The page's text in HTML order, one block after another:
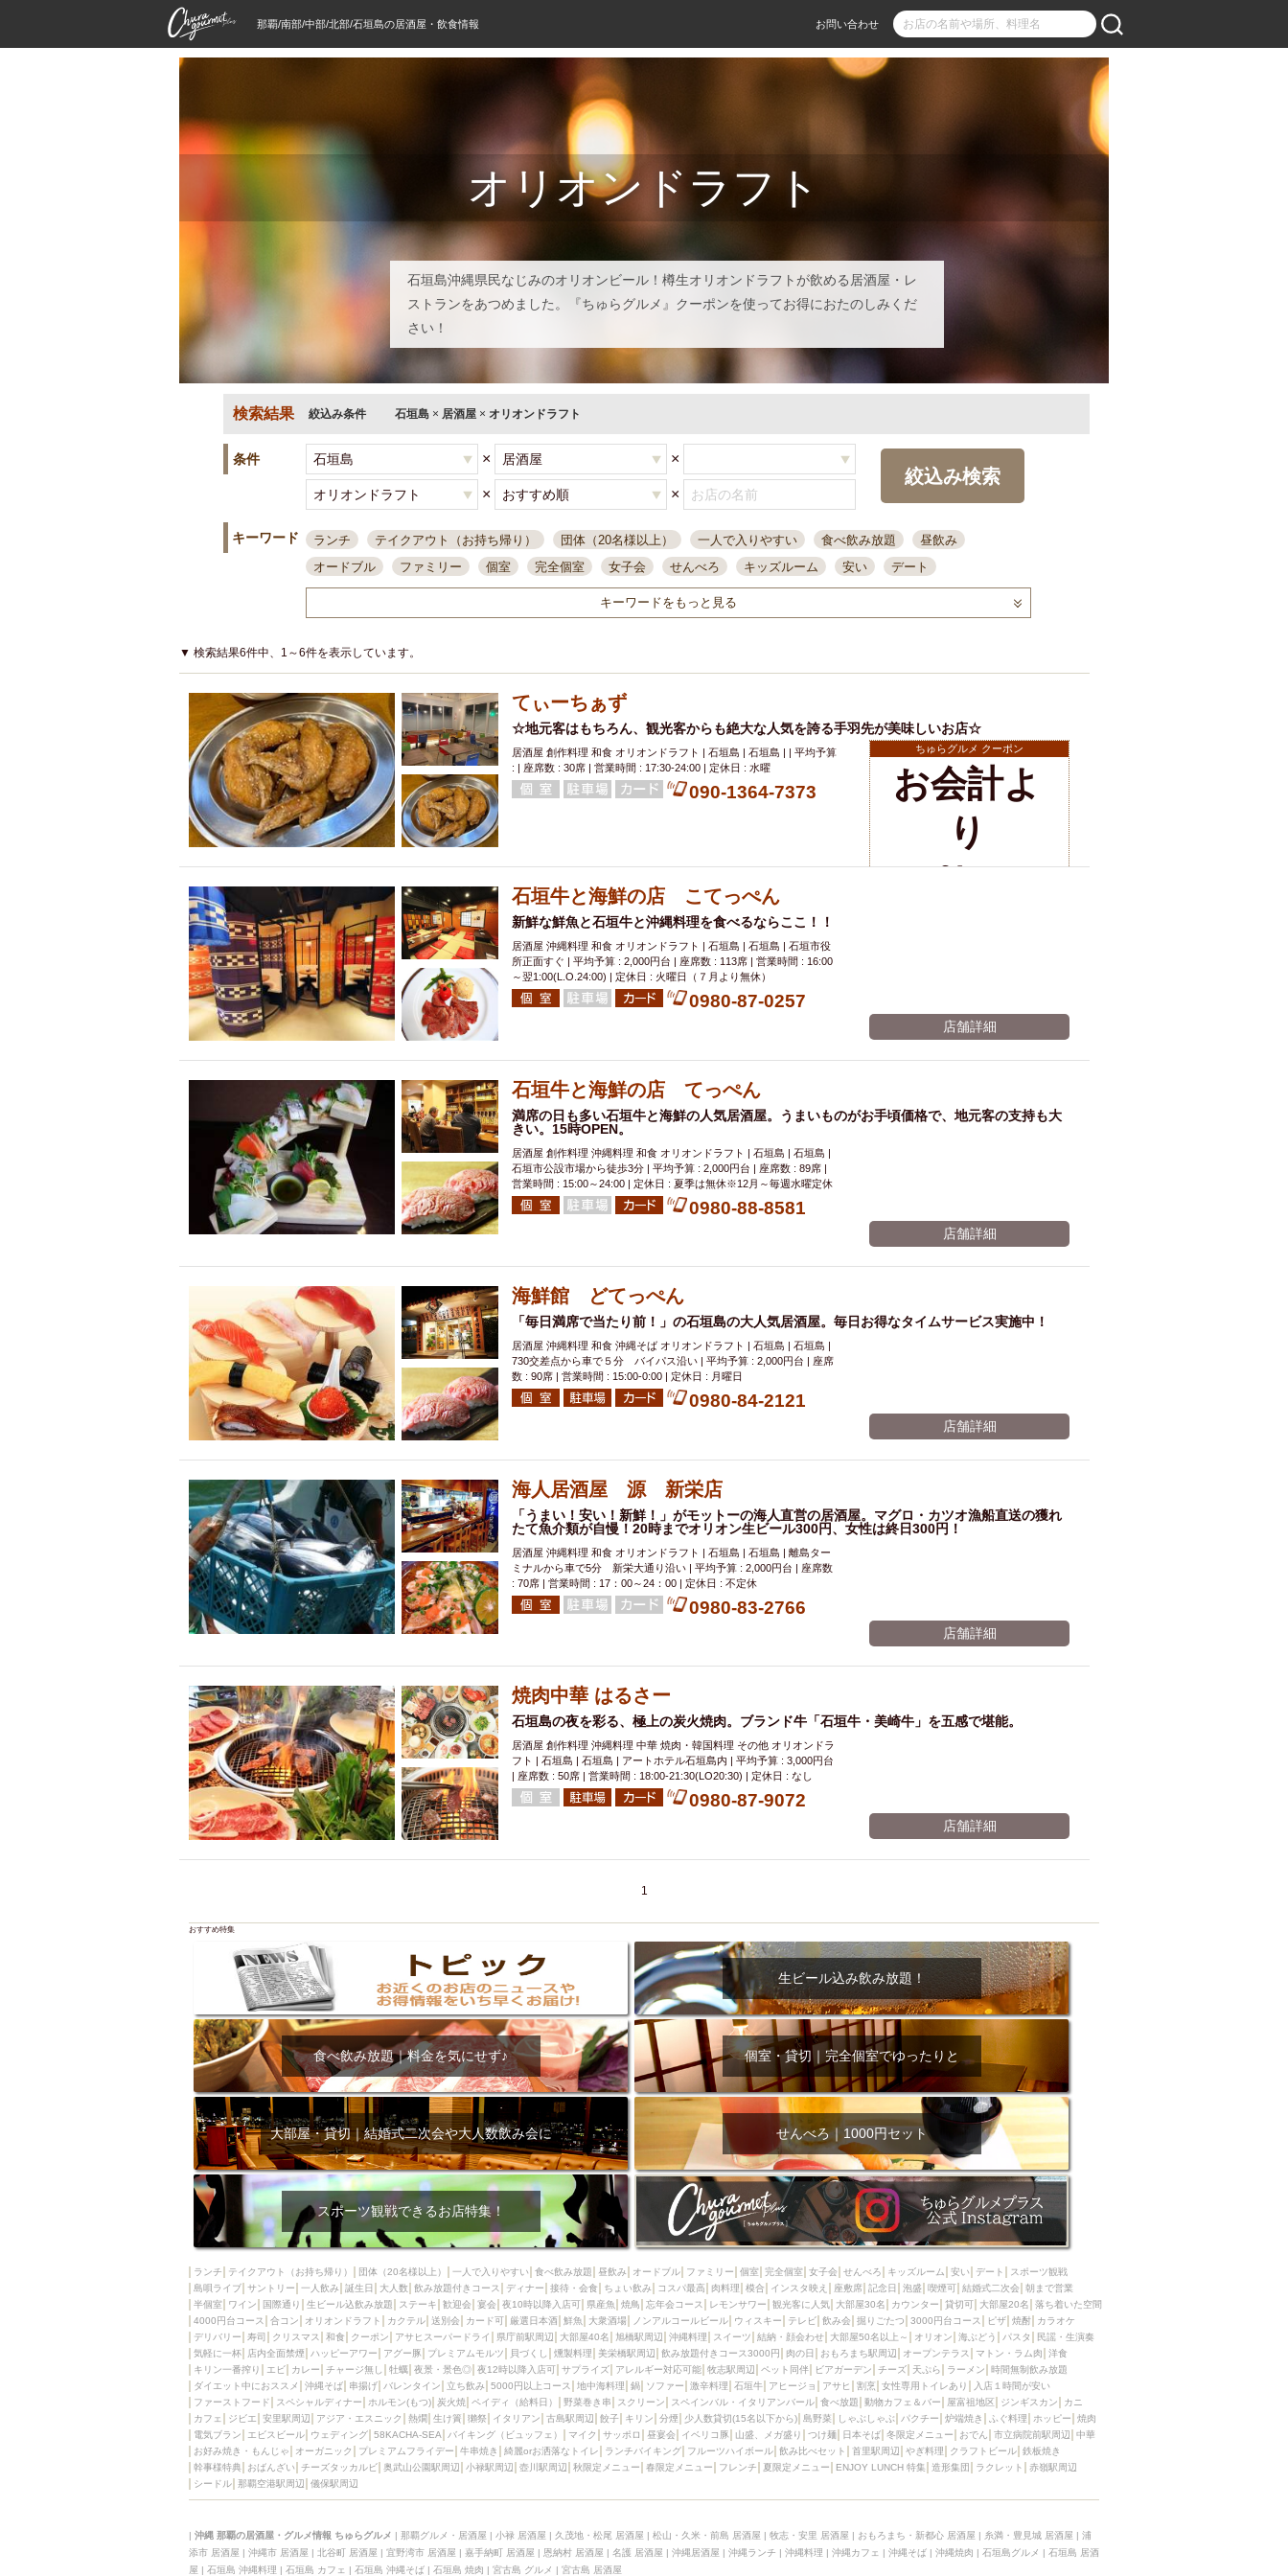
那覇/南部/中部/北部/石垣島の居酒屋・飲食情報 お問い合わせ
オリオンドラフト
石垣島沖縄県民なじみのオリオンビール！樽生オリオンドラフトが飲める居酒屋・レ
ストランをあつめました。『ちゅらグルメ』クーポンを使ってお得におたのしみくだ
さい！
検索結果 絞込み条件 石垣島 × 居酒屋 × オリオンドラフト
条件 × ×
× ×
絞込み検索
キーワード ランチ テイクアウト（お持ち帰り） 団体（20名様以上） 一人で入りやすい 食べ飲み放題
昼飲み
オードブル
ファミリー 個室 完全個室 女子会 せんべろ キッズルーム 安い
デート
一人飲み 誕生日 大人数
接待・会食
ちょい飲み コスパ最高 肉料理 模合 インスタ映え 座敷席 記念日 泡盛
喫煙可
結婚式二次会
夜10時以降入店可
県産魚 焼鳥 忘年会コース レモンサワー 観光客に人気 大部屋30名
カウンター
貸切可
大部屋20名 落ち着いた空間 4000円台コース
カード可
厳選日本酒 鮮魚 大衆酒場 ノンアルコールビール ウィスキー テレビ 飲み会
掘りごたつ
3000円台コース
ピザ 焼酎 カラオケ デリバリー 寿司 クリスマス 和食
クーポン
アサヒスーパードライ
県庁前駅周辺 大部屋40名 旭橋駅周辺
結納・顔会わせ
大部屋50名以上～
オリオン
店内全面禁煙
ハッピーアワー
アグー豚
マトン・ラム肉
キリン一番搾り
エビ カレー チャージ無し 牡蠣 夜景・景色◎
アレルギー対応可能
牧志駅周辺 ペット同伴 ビアガーデン チーズ 天ぷら
ダイエット中におススメ
沖縄そば 串揚げ バレンタイン 立ち飲み 5000円以上コース
ソファー
激辛料理 石垣牛 アヒージョ アサヒ 割烹 女性専用トイレあり
ファーストフード
スペシャルディナー ホルモン(もつ) 炭火焼 ペイディ（給料日）
スクリーン
スペインバル・イタリアンバール
ジンギスカン
餃子
キリン 分煙 少人数貸切(15名以下から) 島野菜
ホッピー
焼肉 電気ブラン エビスビール ウェディング 58KACHA-SEA
マイク
サッポロ 昼宴会 イベリコ豚 山盛、メガ盛り
市立病院前駅周辺
中華 お好み焼き・もんじゃ オーガニック プレミアムフライデー
綺麗orお洒落なトイレ
ランチバイキング フルーツハイボール 飲み比べセット 首里駅周辺
クラフトビール
鉄板焼き 幹事様特典 おばんざい チーズタッカルビ 奥武山公園駅周辺
壺川駅周辺
秋限定メニュー
造形集団
ラクレット
赤嶺駅周辺 シードル 那覇空港駅周辺 儀保駅周辺
キーワードをもっと見る
▼ 検索結果6件中、1～6件を表示しています。
てぃーちぁず
☆地元客はもちろん、観光客からも絶大な人気を誇る手羽先が美味しいお店☆
居酒屋 創作料理 和食 オリオンドラフト | 石垣島 | 石垣島 | | 平均予算
: | 座席数 : 30席 | 営業時間 : 17:30-24:00 | 定休日 : 水曜
090-1364-7373
ちゅらグルメ クーポン
お会計よ
り
10％OFF
店舗詳細
石垣牛と海鮮の店 こてっぺん
新鮮な鮮魚と石垣牛と沖縄料理を食べるならここ！！
居酒屋 沖縄料理 和食 オリオンドラフト | 石垣島 | 石垣島 | 石垣市役
所正面すぐ | 平均予算 : 2,000円台 | 座席数 : 113席 | 営業時間 : 16:00
～翌1:00(L.O.24:00) | 定休日 : 火曜日（７月より無休）
0980-87-0257
店舗詳細
石垣牛と海鮮の店 てっぺん
満席の日も多い石垣牛と海鮮の人気居酒屋。うまいものがお手頃価格で、地元客の支持も大
きい。15時OPEN。
居酒屋 創作料理 沖縄料理 和食 オリオンドラフト | 石垣島 | 石垣島 |
石垣市公設市場から徒歩3分 | 平均予算 : 2,000円台 | 座席数 : 89席 |
営業時間 : 15:00～24:00 | 定休日 : 夏季は無休※12月～毎週水曜定休
0980-88-8581
店舗詳細
海鮮館 どてっぺん
「毎日満席で当たり前！」の石垣島の大人気居酒屋。毎日お得なタイムサービス実施中！
居酒屋 沖縄料理 和食 沖縄そば オリオンドラフト | 石垣島 | 石垣島 |
730交差点から車で５分 バイパス沿い | 平均予算 : 2,000円台 | 座席
数 : 90席 | 営業時間 : 15:00‐0:00 | 定休日 : 月曜日
0980-84-2121
店舗詳細
海人居酒屋 源 新栄店
「うまい！安い！新鮮！」がモットーの海人直営の居酒屋。マグロ・カツオ漁船直送の獲れ
たて魚介類が自慢！20時までオリオン生ビール300円、女性は終日300円！
居酒屋 沖縄料理 和食 オリオンドラフト | 石垣島 | 石垣島 | 離島ター
ミナルから車で5分 新栄大通り沿い | 平均予算 : 2,000円台 | 座席数
: 70席 | 営業時間 : 17：00～24：00 | 定休日 : 不定休
0980-83-2766
店舗詳細
焼肉中華 はるさー
石垣島の夜を彩る、極上の炭火焼肉。ブランド牛「石垣牛・美崎牛」を五感で堪能。
居酒屋 創作料理 沖縄料理 中華 焼肉・韓国料理 その他 オリオンドラ
フト | 石垣島 | 石垣島 | アートホテル石垣島内 | 平均予算 : 3,000円台
| 座席数 : 50席 | 営業時間 : 18:00-21:30(LO20:30) | 定休日 : なし
0980-87-9072
店舗詳細
1
おすすめ特集
生ビール込み飲み放題！
食べ飲み放題｜料金を気にせず♪ 個室・貸切｜完全個室でゆったりと
大部屋・貸切｜結婚式二次会や大人数飲み会に せんべろ｜1000円セット
スポーツ観戦できるお店特集！
ランチ テイクアウト（お持ち帰り） 団体（20名様以上） 一人で入りやすい 食べ飲み放題 昼飲み オードブル ファミリー 個室 完全個室 女子会 せんべろ キッズルーム 安い デート
スポーツ観戦
島唄ライブ サントリー 一人飲み 誕生日 大人数 飲み放題付きコース ディナー 接待・会食 ちょい飲み コスパ最高 肉料理 模合 インスタ映え 座敷席 記念日 泡盛 喫煙可 結婚式二次会 朝まで営業
半個室
ワイン 国際通り 生ビール込飲み放題 ステーキ 歓迎会 宴会 夜10時以降入店可 県産魚 焼鳥 忘年会コース レモンサワー 観光客に人気 大部屋30名 カウンター 貸切可 大部屋20名
落ち着いた空間
4000円台コース
合コン オリオンドラフト カクテル 送別会 カード可 厳選日本酒 鮮魚 大衆酒場 ノンアルコールビール ウィスキー テレビ 飲み会 掘りごたつ 3000円台コース ピザ 焼酎
カラオケ
デリバリー
寿司 クリスマス 和食 クーポン アサヒスーパードライ 県庁前駅周辺 大部屋40名 旭橋駅周辺 沖縄料理 スイーツ 結納・顔会わせ 大部屋50名以上～ オリオン 海ぶどう パスタ
民謡・生演奏
気軽に一杯
店内全面禁煙 ハッピーアワー アグー豚 プレミアムモルツ 貝づくし 燻製料理 美栄橋駅周辺 飲み放題付きコース3000円 肉の日 おもろまち駅周辺 オープンテラス マトン・ラム肉
洋食
キリン一番搾り
エビ カレー チャージ無し 牡蠣 夜景・景色◎ 夜12時以降入店可 サプライズ アレルギー対応可能 牧志駅周辺 ペット同伴 ビアガーデン チーズ 天ぷら ラーメン
時間無制飲み放題
ダイエット中におススメ
沖縄そば 串揚げ バレンタイン 立ち飲み 5000円以上コース 地中海料理 鍋 ソファー 激辛料理 石垣牛 アヒージョ アサヒ 割烹 女性専用トイレあり
入店１時間が安い
ファーストフード
スペシャルディナー ホルモン(もつ) 炭火焼 ペイディ（給料日） 野菜巻き串 スクリーン スペインバル・イタリアンバール 食べ放題 動物カフェ＆バー 屋富祖地区 ジンギスカン
カニ
カフェ
ジビエ 安里駅周辺 アジア・エスニック 熱燗 生け簀 獺祭 イタリアン 古島駅周辺 餃子 キリン 分煙 少人数貸切(15名以下から) 島野菜 しゃぶしゃぶ パクチー 炉端焼き ふぐ料理 ホッピー
焼肉
電気ブラン
エビスビール ウェディング 58KACHA-SEA バイキング（ビュッフェ） マイク サッポロ 昼宴会 イベリコ豚 山盛、メガ盛り つけ麺 日本そば 冬限定メニュー おでん 市立病院前駅周辺
中華
お好み焼き・もんじゃ
オーガニック プレミアムフライデー 牛串焼き 綺麗orお洒落なトイレ ランチバイキング フルーツハイボール 飲み比べセット 首里駅周辺 やぎ料理 クラフトビール 鉄板焼き
幹事様特典
おばんざい チーズタッカルビ 奥武山公園駅周辺 小禄駅周辺 壺川駅周辺 秋限定メニュー 春限定メニュー フレンチ 夏限定メニュー ENJOY LUNCH 特集 造形集団 ラクレット
赤嶺駅周辺
シードル 那覇空港駅周辺 儀保駅周辺
| 沖縄 那覇の居酒屋・グルメ情報 ちゅらグルメ | 那覇グルメ・居酒屋 | 小禄 居酒屋 | 久茂地・松尾 居酒屋 | 松山・久米・前島 居酒屋 | 牧志・安里 居酒屋 | おもろまち・新都心 居酒屋 | 糸満・豊見城 居酒屋 | 浦
添市 居酒屋 | 沖縄市 居酒屋 | 北谷町 居酒屋 | 宜野湾市 居酒屋 | 嘉手納町 居酒屋 | 恩納村 居酒屋 | 名護 居酒屋 | 沖縄居酒屋 | 沖縄ランチ | 沖縄料理 | 沖縄カフェ | 沖縄そば | 沖縄焼肉 | 石垣島グルメ | 石垣島 居酒
屋 | 石垣島 沖縄料理 | 石垣島 カフェ | 石垣島 沖縄そば | 石垣島 焼肉 | 宮古島 グルメ | 宮古島 居酒屋